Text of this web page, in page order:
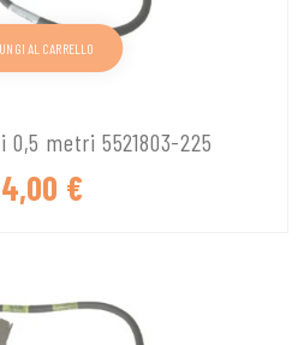
0,5 metri 5521803-225
€
AL CARRELLO